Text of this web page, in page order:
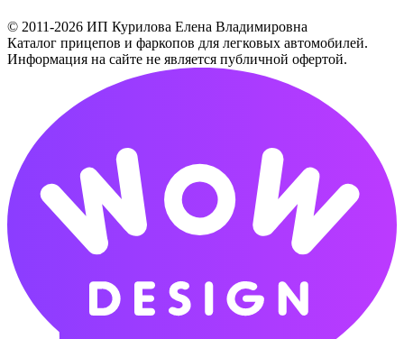
© 2011-2026 ИП Курилова Елена Владимировна
Каталог прицепов и фаркопов для легковых автомобилей.
Информация на сайте не является публичной офертой.